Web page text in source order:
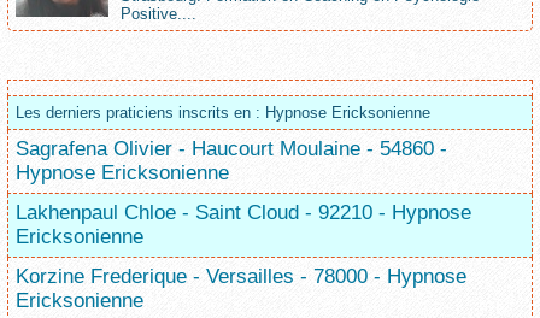
Positive....
Les derniers praticiens inscrits en : Hypnose Ericksonienne
Sagrafena Olivier - Haucourt Moulaine - 54860 -
Hypnose Ericksonienne
Lakhenpaul Chloe - Saint Cloud - 92210 - Hypnose
Ericksonienne
Korzine Frederique - Versailles - 78000 - Hypnose
Ericksonienne